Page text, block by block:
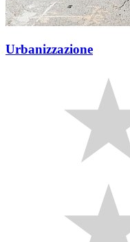
Urbanizzazione